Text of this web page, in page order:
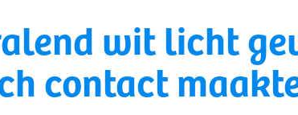
wit licht
contact